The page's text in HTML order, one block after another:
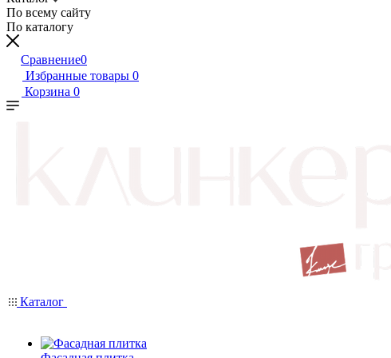
По всему сайту
По каталогу
Сравнение0
Избранные товары 0
Корзина 0
Каталог